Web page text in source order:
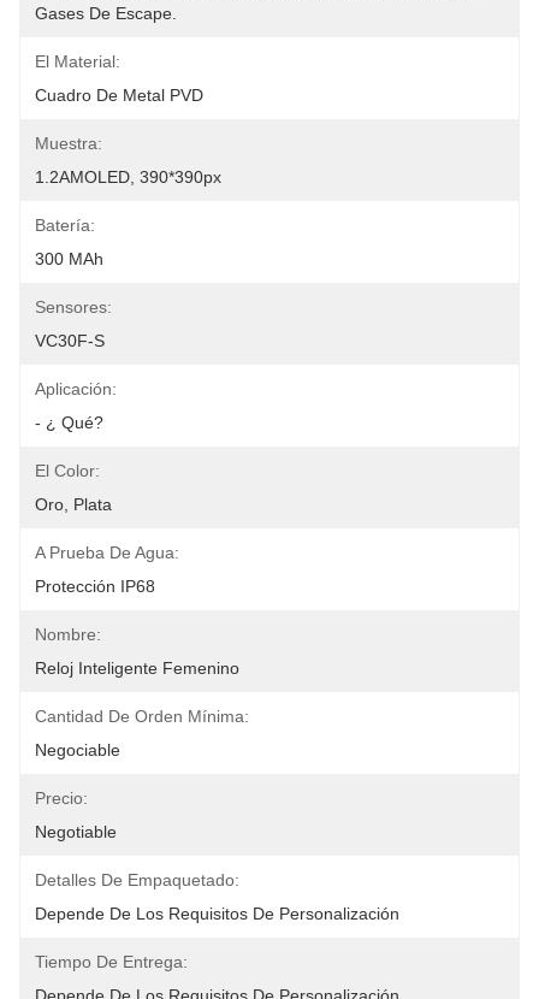
Gases De Escape.
El Material:
Cuadro De Metal PVD
Muestra:
1.2AMOLED, 390*390px
Batería:
300 MAh
Sensores:
VC30F-S
Aplicación:
- ¿ Qué?
El Color:
Oro, Plata
A Prueba De Agua:
Protección IP68
Nombre:
Reloj Inteligente Femenino
Cantidad De Orden Mínima:
Negociable
Precio:
Negotiable
Detalles De Empaquetado:
Depende De Los Requisitos De Personalización
Tiempo De Entrega: